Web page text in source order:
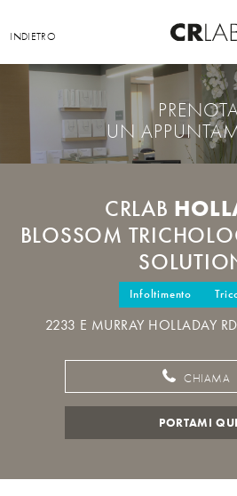
INDIETRO
UN
CRLAB
BLOSSOM
Infoltimento
2233 E MURRAY HOLLADAY
CHIAMA
PORTAMI QUI